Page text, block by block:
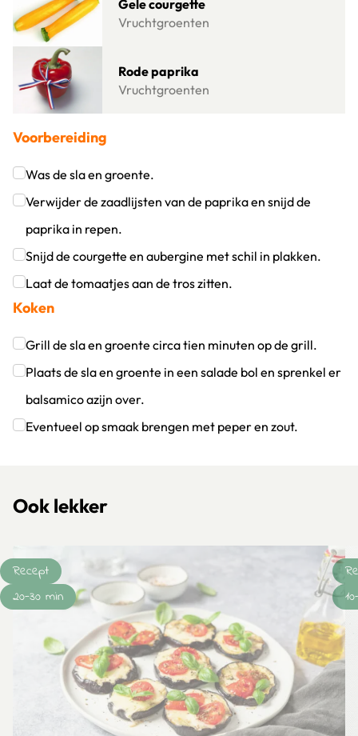
Gele courgette
Vruchtgroenten
Rode paprika
Vruchtgroenten
Lees meer over Rode paprika
Voorbereiding
Was de sla en groente.
Klik om dit selectievakje aan te vinken
Verwijder de zaadlijsten van de paprika en snijd de
paprika in repen.
Klik om dit selectievakje aan te vinken
Snijd de courgette en aubergine met schil in plakken.
Klik om dit selectievakje aan te vinken
Laat de tomaatjes aan de tros zitten.
Klik om dit selectievakje aan te vinken
Koken
Grill de sla en groente circa tien minuten op de grill.
Klik om dit selectievakje aan te vinken
Plaats de sla en groente in een salade bol en sprenkel er
balsamico azijn over.
Klik om dit selectievakje aan te vinken
Eventueel op smaak brengen met peper en zout.
Ook lekker
Recept
20-30 min